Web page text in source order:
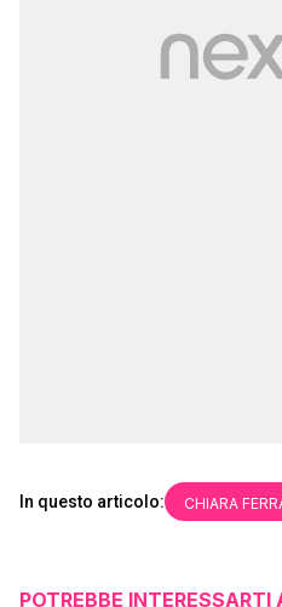
In questo articolo: CHIARA
POTREBBE INTERESSARTI